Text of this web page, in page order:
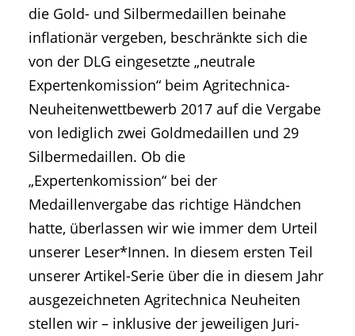
die Gold- und Silbermedaillen beinahe
inflationär vergeben, beschränkte sich die
von der DLG eingesetzte „neutrale
Expertenkomission“ beim Agritechnica-
Neuheitenwettbewerb 2017 auf die Vergabe
von lediglich zwei Goldmedaillen und 29
Silbermedaillen. Ob die
„Expertenkomission“ bei der
Medaillenvergabe das richtige Händchen
hatte, überlassen wir wie immer dem Urteil
unserer Leser*Innen. In diesem ersten Teil
unserer Artikel-Serie über die in diesem Jahr
ausgezeichneten Agritechnica Neuheiten
stellen wir – inklusive der jeweiligen Juri-